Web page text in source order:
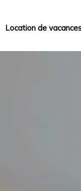
Location de